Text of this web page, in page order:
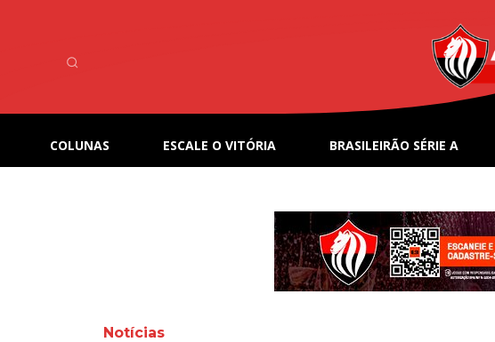
COLUNAS ESCALE O VITÓRIA BRASILEIRÃO SÉRIE A
Notícias